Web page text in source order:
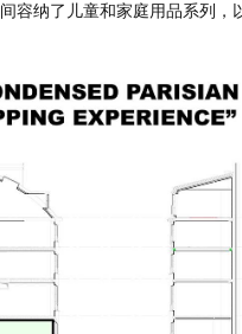
容纳了儿童和家庭用品系列，